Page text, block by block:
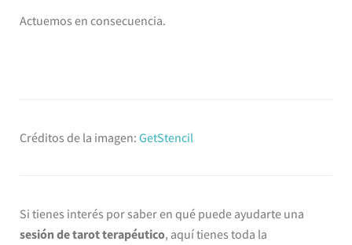
Actuemos en consecuencia.
Créditos de la imagen: GetStencil
Si tienes interés por saber en qué puede ayudarte una
sesión de tarot terapéutico, aquí tienes toda la